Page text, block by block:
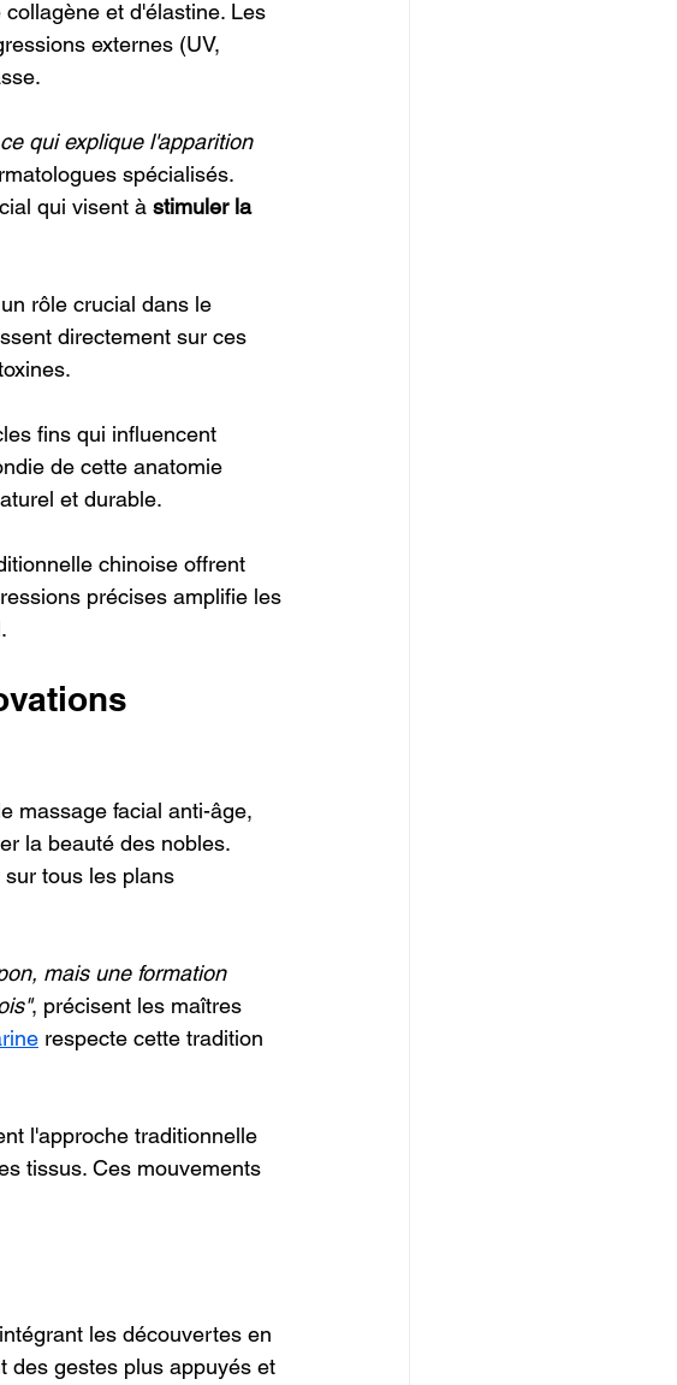
et d'élastine. Les
externes (UV,
qui explique l'apparition
spécialisés.
qui visent à stimuler la
rôle crucial dans le
directement sur ces
fins qui influencent
de cette anatomie
et durable.
chinoise offrent
précises amplifie les
massage facial anti-âge,
la beauté des nobles.
tous les plans
mais une formation
, précisent les maîtres
respecte cette tradition
l'approche traditionnelle
tissus. Ces mouvements
intégrant les découvertes en
des gestes plus appuyés et